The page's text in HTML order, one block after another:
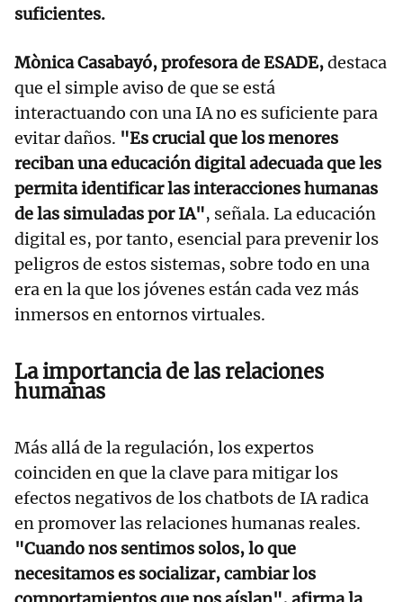
suficientes.
Mònica Casabayó, profesora de ESADE,destaca
que el simple aviso de que se está
interactuando con una IA no es suficiente para
evitar daños. "Es crucial que los menores
reciban una educación digital adecuada que les
permita identificar las interacciones humanas
de las simuladas por IA", señala. La educación
digital es, por tanto, esencial para prevenir los
peligros de estos sistemas, sobre todo en una
era en la que los jóvenes están cada vez más
inmersos en entornos virtuales.
La importancia de las relaciones
humanas
Más allá de la regulación, los expertos
coinciden en que la clave para mitigar los
efectos negativos de los chatbots de IA radica
en promover las relaciones humanas reales.
"Cuando nos sentimos solos, lo que
necesitamos es socializar, cambiar los